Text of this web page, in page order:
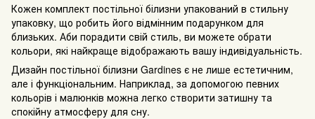
Кожен комплект постільної білизни упакований в стильну
упаковку, що робить його відмінним подарунком для
близьких. Аби порадити свій стиль, ви можете обрати
кольори, які найкраще відображають вашу індивідуальність.
Дизайн постільної білизни Gardines є не лише естетичним,
але і функціональним. Наприклад, за допомогою певних
кольорів і малюнків можна легко створити затишну та
спокійну атмосферу для сну.